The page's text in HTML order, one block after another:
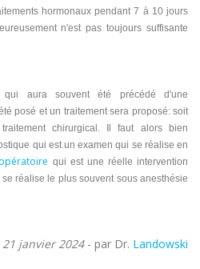
hormonaux pendant 7 à 10 jours
n'est pas toujours suffisante
qui aura souvent été précédé d'une
posé et un traitement sera proposé: soit
chirurgical.
Il faut alors bien
qui est un examen qui se réalise en
qui est une réelle intervention
réalise le plus souvent sous anesthésie
janvier 2024- par Dr. Landowski